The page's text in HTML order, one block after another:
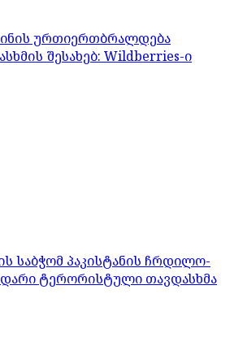
ურთიერთბრალდება
შესახებ: Wildberries-ი
საბჭომ პაკისტანის ჩრდილო-
ტერორისტული თავდასხმა